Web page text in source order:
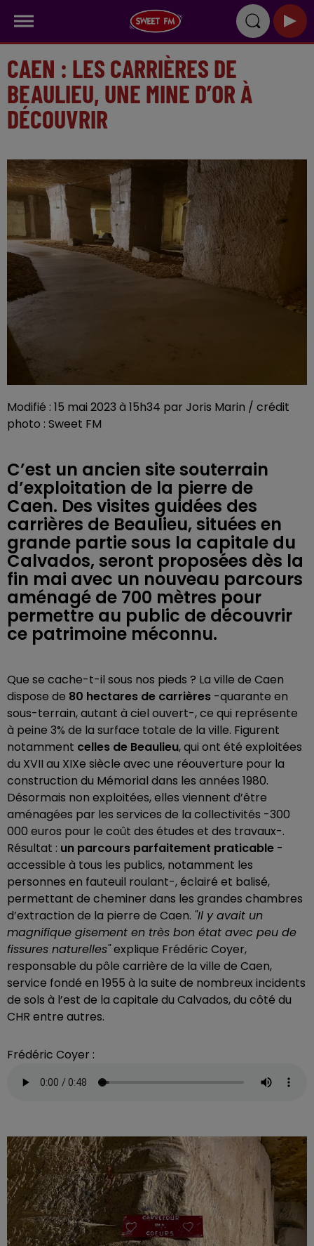
CAEN : LES CARRIÈRES DE
BEAULIEU, UNE MINE D’OR À
DÉCOUVRIR
Modifié : 15 mai 2023 à 15h34 par Joris Marin / crédit
photo : Sweet FM
C’est un ancien site souterrain
d’exploitation de la pierre de
Caen. Des visites guidées des
carrières de Beaulieu, situées en
grande partie sous la capitale du
Calvados, seront proposées dès la
fin mai avec un nouveau parcours
aménagé de 700 mètres pour
permettre au public de découvrir
ce patrimoine méconnu.
Que se cache-t-il sous nos pieds ? La ville de Caen
dispose de 80 hectares de carrières -quarante en
sous-terrain, autant à ciel ouvert-, ce qui représente
à peine 3% de la surface totale de la ville. Figurent
notamment celles de Beaulieu, qui ont été exploitées
du XVII au XIXe siècle avec une réouverture pour la
construction du Mémorial dans les années 1980.
Désormais non exploitées, elles viennent d’être
aménagées par les services de la collectivités -300
000 euros pour le coût des études et des travaux-.
Résultat : un parcours parfaitement praticable -
accessible à tous les publics, notamment les
personnes en fauteuil roulant-, éclairé et balisé,
permettant de cheminer dans les grandes chambres
d’extraction de la pierre de Caen. "Il y avait un
magnifique gisement en très bon état avec peu de
fissures naturelles"explique Frédéric Coyer,
responsable du pôle carrière de la ville de Caen,
service fondé en 1955 à la suite de nombreux incidents
de sols à l’est de la capitale du Calvados, du côté du
CHR entre autres.
Frédéric Coyer :